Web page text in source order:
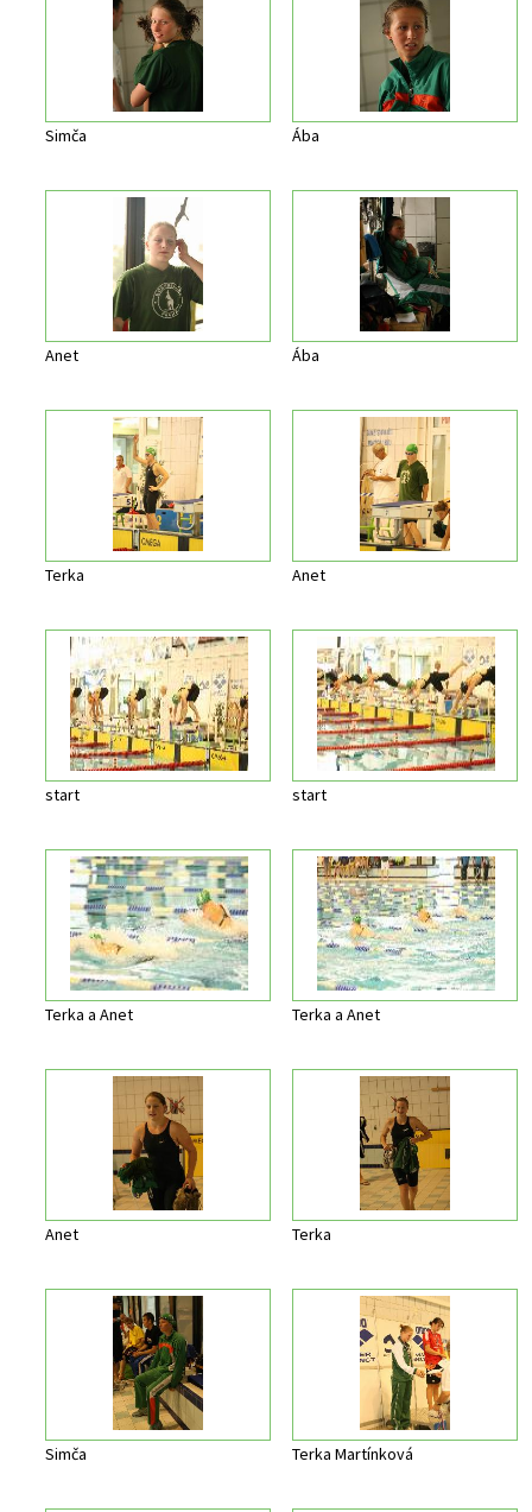
Simča Ába
Anet Ába
Terka Anet
start start
Terka a Anet Terka a Anet
Anet Terka
Simča Terka Martínková